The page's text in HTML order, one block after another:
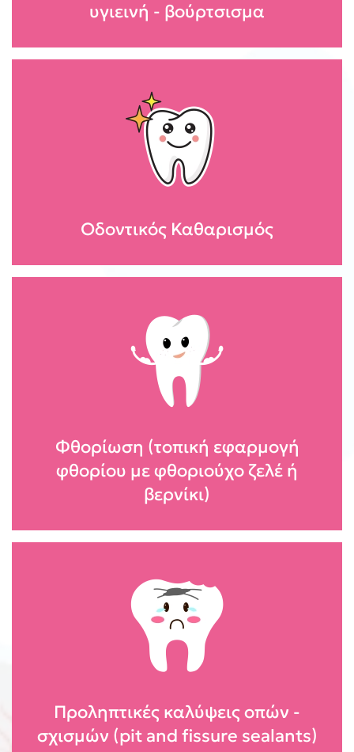
υγιεινή - βούρτσισμα
Οδοντικός Καθαρισμός
Φθορίωση (τοπική εφαρμογή
φθορίου με φθοριούχο ζελέ ή
βερνίκι)
Προληπτικές καλύψεις οπών -
σχισμών (pit and fissure sealants)